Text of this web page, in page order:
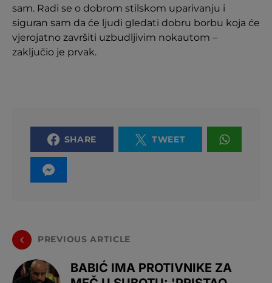
sam. Radi se o dobrom stilskom uparivanju i
siguran sam da će ljudi gledati dobru borbu koja će
vjerojatno završiti uzbudljivim nokautom –
zaključio je prvak.
SHARE TWEET
PREVIOUS ARTICLE
BABIĆ IMA PROTIVNIKE ZA